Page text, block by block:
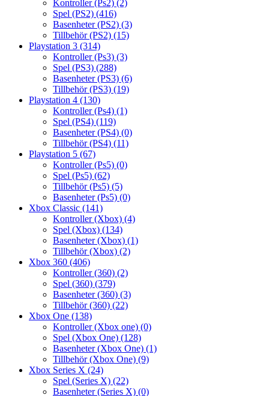
Kontroller (Ps2) (2)
Spel (PS2) (416)
Basenheter (PS2) (3)
Tillbehör (PS2) (15)
Playstation 3 (314)
Kontroller (Ps3) (3)
Spel (PS3) (288)
Basenheter (PS3) (6)
Tillbehör (PS3) (19)
Playstation 4 (130)
Kontroller (Ps4) (1)
Spel (PS4) (119)
Basenheter (PS4) (0)
Tillbehör (PS4) (11)
Playstation 5 (67)
Kontroller (Ps5) (0)
Spel (Ps5) (62)
Tillbehör (Ps5) (5)
Basenheter (Ps5) (0)
Xbox Classic (141)
Kontroller (Xbox) (4)
Spel (Xbox) (134)
Basenheter (Xbox) (1)
Tillbehör (Xbox) (2)
Xbox 360 (406)
Kontroller (360) (2)
Spel (360) (379)
Basenheter (360) (3)
Tillbehör (360) (22)
Xbox One (138)
Kontroller (Xbox one) (0)
Spel (Xbox One) (128)
Basenheter (Xbox One) (1)
Tillbehör (Xbox One) (9)
Xbox Series X (24)
Spel (Series X) (22)
Basenheter (Series X) (0)